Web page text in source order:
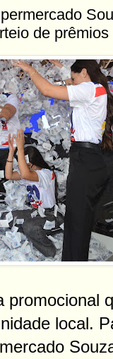
de
promocional
local.